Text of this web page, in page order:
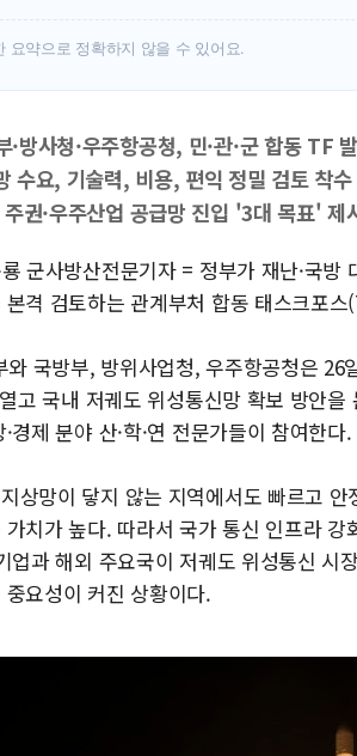
요약으로 정확하지 않을 수 있어요.
·방사청·우주항공청, 민·관·군 합동 TF
수요, 기술력, 비용, 편익 정밀 검토 착수
권·우주산업 공급망 진입 '3대 목표' 제
군사방산전문기자 = 정부가 재난·국방
격 검토하는 관계부처 합동 태스크포
와 국방부, 방위사업청, 우주항공청은
고 국내 저궤도 위성통신망 확보 방안
·경제 분야 산·학·연 전문가들이 참여한다.
상망이 닿지 않는 지역에서도 빠르고
치가 높다. 따라서 국가 통신 인프라
업과 해외 주요국이 저궤도 위성통신 시
요성이 커진 상황이다.